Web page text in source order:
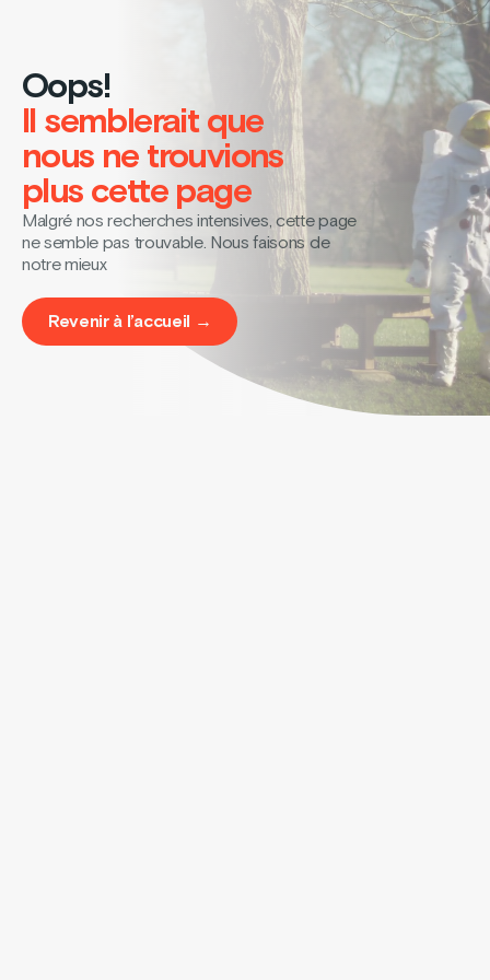
Oops!
Il semblerait que
nous ne trouvions
plus cette page
Malgré nos recherches intensives, cette page
ne semble pas trouvable. Nous faisons de
notre mieux
Revenir à l’accueil →